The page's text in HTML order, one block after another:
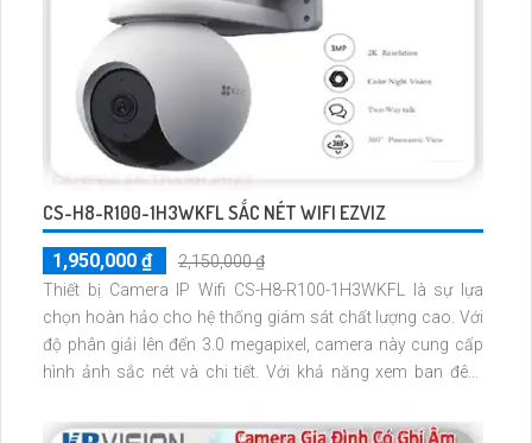
CS-H8-R100-1H3WKFL SẮC NÉT WIFI EZVIZ
1,950,000 ₫
2,150,000 ₫
Thiết bị Camera IP Wifi CS-H8-R100-1H3WKFL là sự lựa
chọn hoàn hảo cho hệ thống giám sát chất lượng cao. Với
độ phân giải lên đến 3.0 megapixel, camera này cung cấp
hình ảnh sắc nét và chi tiết. Với khả năng xem ban đêm
mọi nơi mà không gặp khó khăn